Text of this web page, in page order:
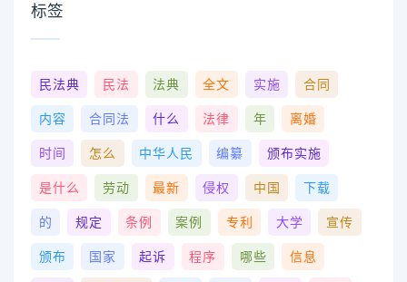
标签
民法典 民法 法典 全文 实施 合同
内容 合同法 什么 法律 年 离婚
时间 怎么 中华人民 编纂 颁布实施
是什么 劳动 最新 侵权 中国 下载
的 规定 条例 案例 专利 大学 宣传
颁布 国家 起诉 程序 哪些 信息